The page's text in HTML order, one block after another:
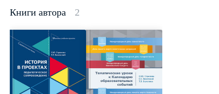
Книги автора 2